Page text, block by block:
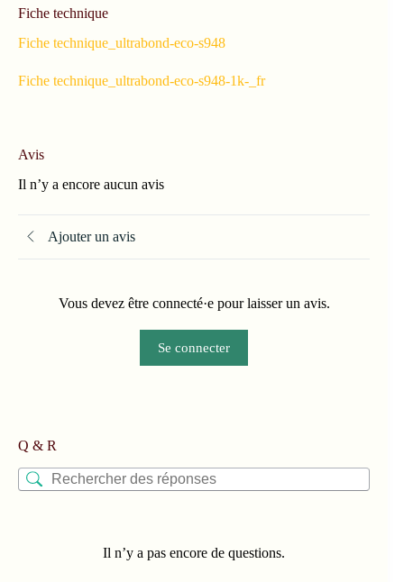
Fiche technique
Fiche technique_ultrabond-eco-s948
Fiche technique_ultrabond-eco-s948-1k-_fr
Avis
Il n’y a encore aucun avis
Ajouter un avis
Vous devez être connecté·e pour laisser un avis.
Se connecter
Q & R
Il n’y a pas encore de questions.